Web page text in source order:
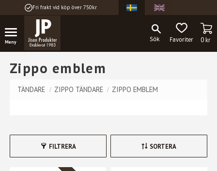
Fri frakt vid köp över 750kr
FAVORITER0kr
Zippo emblem
TÄNDARE ZIPPO TÄNDARE ZIPPO EMBLEM
FILTRERA SORTERA